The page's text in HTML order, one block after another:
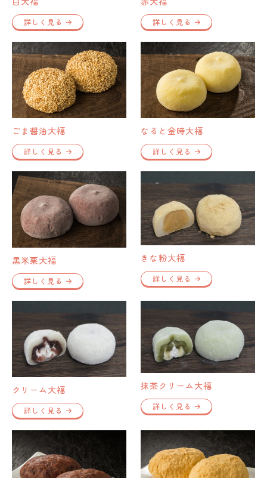
詳しく見る 詳しく見る
ごま醤油大福
詳しく見る
なると金時大福
詳しく見る
黒米栗大福
詳しく見る
きな粉大福
詳しく見る
クリーム大福
詳しく見る
抹茶クリーム大福
詳しく見る